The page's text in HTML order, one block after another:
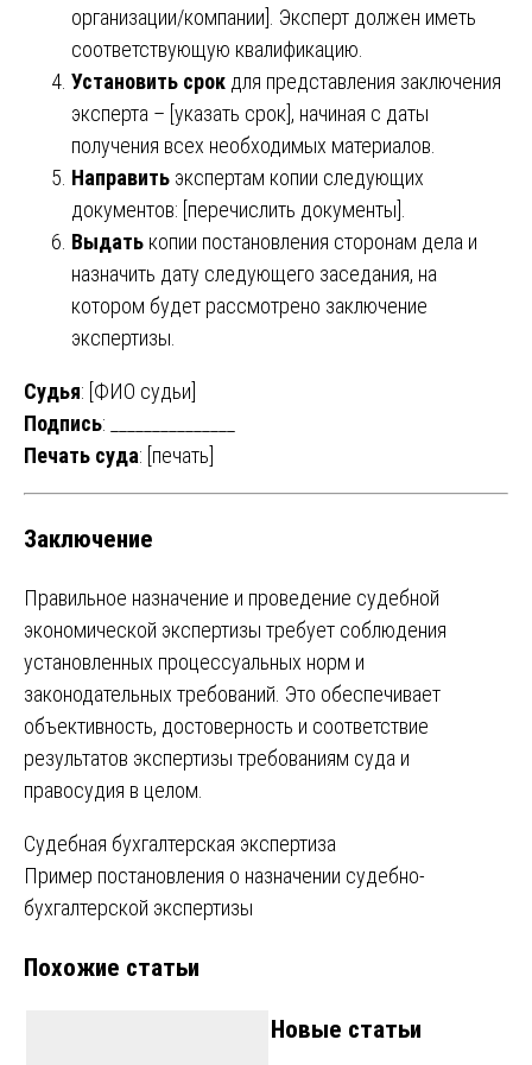
организации/компании]. Эксперт должен иметь
соответствующую квалификацию.
Установить срок для представления заключения
эксперта – [указать срок], начиная с даты
получения всех необходимых материалов.
Направить экспертам копии следующих
документов: [перечислить документы].
Выдать копии постановления сторонам дела и
назначить дату следующего заседания, на
котором будет рассмотрено заключение
экспертизы.
Судья: [ФИО судьи]
Подпись: _______________
Печать суда: [печать]
Заключение
Правильное назначение и проведение судебной
экономической экспертизы требует соблюдения
установленных процессуальных норм и
законодательных требований. Это обеспечивает
объективность, достоверность и соответствие
результатов экспертизы требованиям суда и
правосудия в целом.
Навигация
по
Судебная бухгалтерская экспертиза
Пример постановления о назначении судебно-
бухгалтерской экспертизы
Похожие статьи
Новые статьи